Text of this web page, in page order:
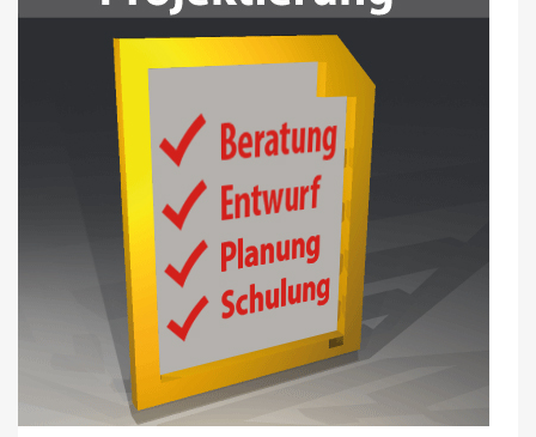
ZAHLUNGSARTEN